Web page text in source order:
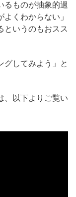
るものが抽象的過
くわからない」
というのもおスス
グしてみよう」と
、以下よりご覧い